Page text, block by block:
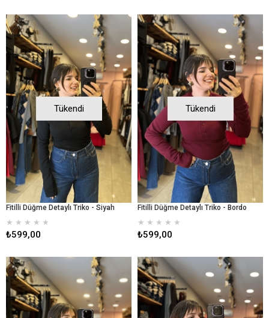
Tükendi
Fitilli Düğme Detaylı Triko - Siyah
★ ★ ★ ★ ★
₺599,00
Tükendi
Fitilli Düğme Detaylı Triko - Bordo
★ ★ ★ ★ ★
₺599,00